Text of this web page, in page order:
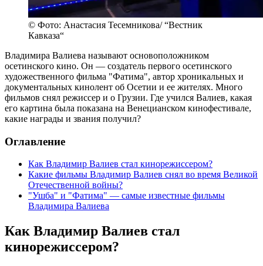
© Фото: Анастасия Тесемникова/ “Вестник
Кавказа“
Владимира Валиева называют основоположником
осетинского кино. Он — создатель первого осетинского
художественного фильма "Фатима", автор хроникальных и
документальных кинолент об Осетии и ее жителях. Много
фильмов снял режиссер и о Грузии. Где учился Валиев, какая
его картина была показана на Венецианском кинофестивале,
какие награды и звания получил?
Оглавление
Как Владимир Валиев стал кинорежиссером?
Какие фильмы Владимир Валиев снял во время Великой
Отечественной войны?
"Ушба" и "Фатима" — самые известные фильмы
Владимира Валиева
Как Владимир Валиев стал
кинорежиссером?